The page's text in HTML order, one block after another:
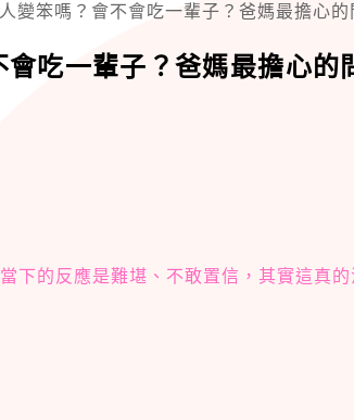
變笨嗎？會不會吃一輩子？爸媽最擔心的
吃一輩子？爸媽最擔心的
下的反應是難堪、不敢置信，其實這真的